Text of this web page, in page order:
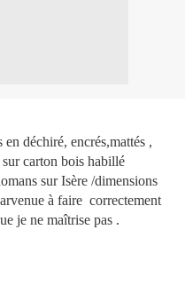
déchiré, encrés,mattés ,
sur carton bois habillé
sur Isère /dimensions
à faire correctement
je ne maîtrise pas .